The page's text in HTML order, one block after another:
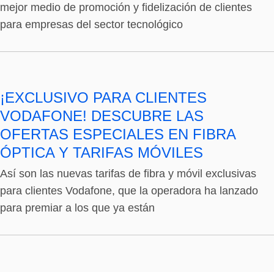
mejor medio de promoción y fidelización de clientes
para empresas del sector tecnológico
¡EXCLUSIVO PARA CLIENTES
VODAFONE! DESCUBRE LAS
OFERTAS ESPECIALES EN FIBRA
ÓPTICA Y TARIFAS MÓVILES
Así son las nuevas tarifas de fibra y móvil exclusivas
para clientes Vodafone, que la operadora ha lanzado
para premiar a los que ya están